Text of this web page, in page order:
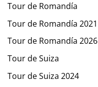
Tour de Romandía
Tour de Romandía 2021
Tour de Romandía 2026
Tour de Suiza
Tour de Suiza 2024